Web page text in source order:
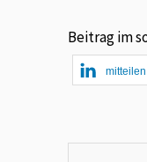
Beitrag im
mitteilen